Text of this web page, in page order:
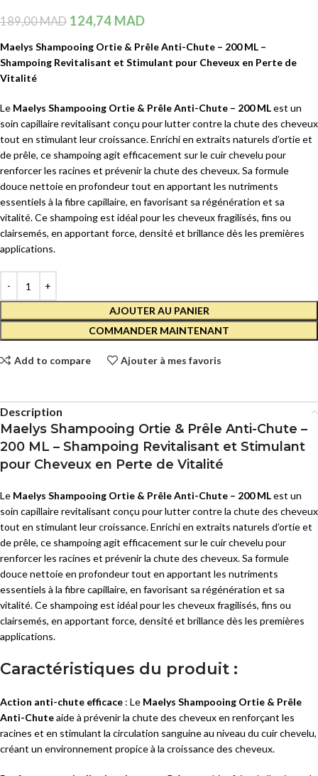
189,00MAD 124,74 MAD
Maelys Shampooing Ortie & Prêle Anti-Chute – 200 ML –
Shampoing Revitalisant et Stimulant pour Cheveux en Perte de
Vitalité
Le Maelys Shampooing Ortie & Prêle Anti-Chute – 200 MLest un
soin capillaire revitalisant conçu pour lutter contre la chute des cheveux
tout en stimulant leur croissance. Enrichi en extraits naturels d’ortie et
de prêle, ce shampoing agit efficacement sur le cuir chevelu pour
renforcer les racines et prévenir la chute des cheveux. Sa formule
douce nettoie en profondeur tout en apportant les nutriments
essentiels à la fibre capillaire, en favorisant sa régénération et sa
vitalité. Ce shampoing est idéal pour les cheveux fragilisés, fins ou
clairsemés, en apportant force, densité et brillance dès les premières
applications.
AJOUTER AU PANIER
COMMANDER MAINTENANT
Add to compare Ajouter à mes favoris
Description
Maelys Shampooing Ortie & Prêle Anti-Chute –
200 ML – Shampoing Revitalisant et Stimulant
pour Cheveux en Perte de Vitalité
Le Maelys Shampooing Ortie & Prêle Anti-Chute – 200 MLest un
soin capillaire revitalisant conçu pour lutter contre la chute des cheveux
tout en stimulant leur croissance. Enrichi en extraits naturels d’ortie et
de prêle, ce shampoing agit efficacement sur le cuir chevelu pour
renforcer les racines et prévenir la chute des cheveux. Sa formule
douce nettoie en profondeur tout en apportant les nutriments
essentiels à la fibre capillaire, en favorisant sa régénération et sa
vitalité. Ce shampoing est idéal pour les cheveux fragilisés, fins ou
clairsemés, en apportant force, densité et brillance dès les premières
applications.
Caractéristiques du produit :
Action anti-chute efficace : Le Maelys Shampooing Ortie & Prêle
Anti-Chuteaide à prévenir la chute des cheveux en renforçant les
racines et en stimulant la circulation sanguine au niveau du cuir chevelu,
créant un environnement propice à la croissance des cheveux.